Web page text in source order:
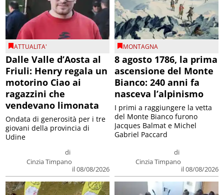
ATTUALITA'
Dalle Valle d’Aosta al
Friuli: Henry regala un
motorino Ciao ai
ragazzini che
vendevano limonata
di
Cinzia Timpano
il 08/08/2026
Ondata di generosità per i tre
giovani della provincia di
Udine
MONTAGNA
8 agosto 1786, la prima
ascensione del Monte
Bianco: 240 anni fa
nasceva l’alpinismo
di
Cinzia Timpano
il 08/08/2026
I primi a raggiungere la vetta
del Monte Bianco furono
Jacques Balmat e Michel
Gabriel Paccard